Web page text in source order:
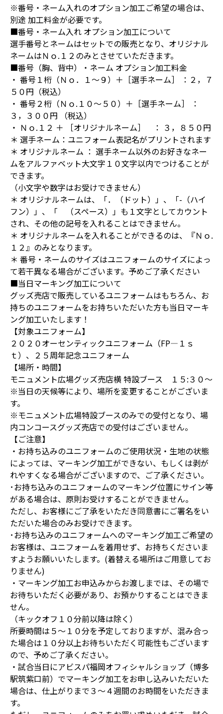
※番号・ネーム入れのオプション加工ご希望の場合は、
別途 加工料金が必要です。
■番号・ネーム入れ オプション加工について
選手番号とネームはセットでの販売となり、オリジナル
ネームはＮｏ.１２のみとさせていただきます。
■番号（胸、背中）・ネーム オプション加工料金
・ 番号１桁（Ｎｏ．１～９）＋［選手ネーム］ ：２，７
５０円（税込）
・ 番号２桁（Ｎｏ.１０～５０）＋［選手ネーム］ ：
３，３００円 （税込）
・ Ｎｏ.１２ ＋ ［オリジナルネーム］ ： ３，８５０円
＊ 選手ネーム：ユニフォーム表記名がプリントされます
＊ オリジナルネーム ： 選手ネーム以外のお好きなネー
ムをアルファベット大文字１０文字以内でつけることが
できます。
（小文字や数字はお受けできません）
＊ オリジナルネームは、「．（ドット）」、「-（ハイ
フン）」、「 （スペース）」も１文字としてカウント
され、その他の記号を入れることはできません。
＊ オリジナルネームを入れることができるのは、『Ｎｏ.
１２』のみとなります。
＊ 番号・ネームのサイズはユニフォームのサイズによっ
て若干異なる場合がございます。予めご了承ください
■当日マーキング加工について
グッズ売店で販売しているユニフォームはもちろん、お
持ちのユニフォームをお持ちいただいた方も当日マーキ
ング加工いたします！
【対象ユニフォーム】
２０２０オーセンティックユニフォーム（FP―１ｓ
ｔ）、２５周年記念ユニフォーム
【場所・時間】
モニュメント広場グッズ売店横 特設ブース １５:３０～
※当日の天候等により、場所を変更することがございま
す。
※モニュメント広場特設ブースのみでの受付となり、場
内コンコースグッズ売店での受付はございません。
【ご注意】
・お持ち込みのユニフォームのご使用状況・生地の状態
によっては、マーキング加工ができない、もしくは剥が
れやすくなる場合がございますので、ご了承ください。
･お持ち込みのユニフォームのマーキング位置にサイン等
がある場合は、原則お受けすることができません。
ただし、お客様にご了承をいただき同意書にご署名をい
ただいた場合のみお受けできます。
･お持ち込みのユニフォームへのマーキング加工ご希望の
お客様は、ユニフォームを着用せず、お持ちくださいま
すようお願いいたします。(着替える場所はご用意してお
りません)
・マーキング加工お申込みからお渡しまでは、その場で
お待ちいただく必要があり、お預かりすることはできま
せん。
（キックオフ１０分前以降は除く）
所要時間は５～１０分を予定しておりますが、混み合っ
た場合は１０分以上お待ちいただく可能性もございます
ので、予めご了承ください。
・試合当日にアビスパ福岡オフィシャルショップ（博多
駅筑紫口前）でマーキング加工をお申し込みいただいた
場合は、仕上がりまで３～４週間のお時間をいただきま
す。